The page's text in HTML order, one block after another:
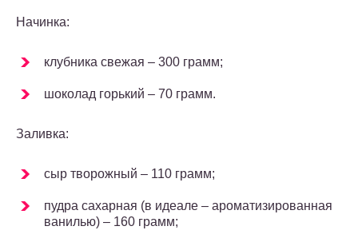
Начинка:
клубника свежая – 300 грамм;
шоколад горький – 70 грамм.
Заливка:
сыр творожный – 110 грамм;
пудра сахарная (в идеале – ароматизированная
ванилью) – 160 грамм;